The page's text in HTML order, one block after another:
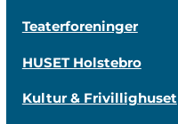
Teaterforeninger
HUSET Holstebro
Kultur & Frivillighuset